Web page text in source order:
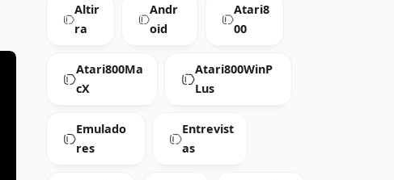
Altir
ra
Andr
oid
Atari8
00
Atari800Ma
cX
Atari800WinP
Lus
Emulado
res
Entrevist
as